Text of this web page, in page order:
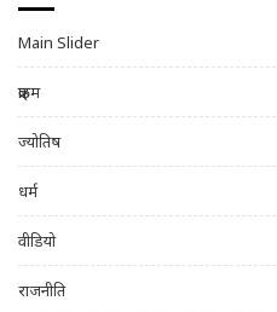
Main Slider
क्राइम
ज्योतिष
धर्म
वीडियो
राजनीति